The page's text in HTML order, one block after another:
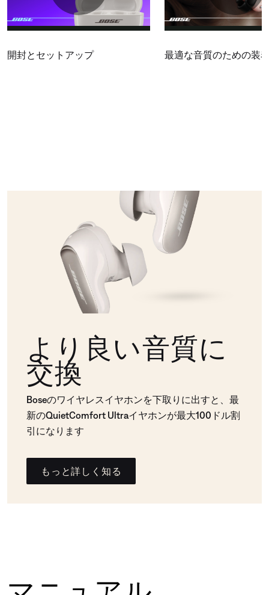
開封とセットアップ 最適な音質のための装
より良い音質に
交換
Boseのワイヤレスイヤホンを下取りに出すと、最
新のQuietComfort Ultraイヤホンが最大100ドル割
引になります
もっと詳しく知る
マニュアル